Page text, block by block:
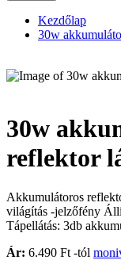
Kezdőlap
30w
30w
reflektor
Akkumulátoros
világítás -jelzőfény
Tápellátás: 3db
Ár: 6.490 Ft -tól